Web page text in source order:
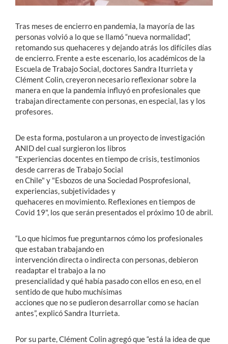
Tras meses de encierro en pandemia, la mayoría de las
personas volvió a lo que se llamó “nueva normalidad”,
retomando sus quehaceres y dejando atrás los difíciles días
de encierro. Frente a este escenario, los académicos de la
Escuela de Trabajo Social, doctores Sandra Iturrieta y
Clément Colin, creyeron necesario reflexionar sobre la
manera en que la pandemia influyó en profesionales que
trabajan directamente con personas, en especial, las y los
profesores.
De esta forma, postularon a un proyecto de investigación
ANID del cual surgieron los libros
"Experiencias docentes en tiempo de crisis, testimonios
desde carreras de Trabajo Social
en Chile" y "Esbozos de una Sociedad Posprofesional,
experiencias, subjetividades y
quehaceres en movimiento. Reflexiones en tiempos de
Covid 19", los que serán presentados el próximo 10 de abril.
“Lo que hicimos fue preguntarnos cómo los profesionales
que estaban trabajando en
intervención directa o indirecta con personas, debieron
readaptar el trabajo a la no
presencialidad y qué había pasado con ellos en eso, en el
sentido de que hubo muchísimas
acciones que no se pudieron desarrollar como se hacían
antes”, explicó Sandra Iturrieta.
Por su parte, Clément Colin agregó que “está la idea de que